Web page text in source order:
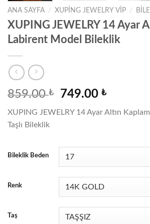
ANA SAYFA / XUPING JEWELRY VIP /
XUPING JEWELRY 14 Ayar
Labirent Model Bileklik
859.00₺
Orijinal
859.00 ₺.
749.00₺Şu
fiyat:
XUPING JEWELRY 14 Ayar Altın
Taşlı Bileklik
Bileklik Beden
Renk
Taş